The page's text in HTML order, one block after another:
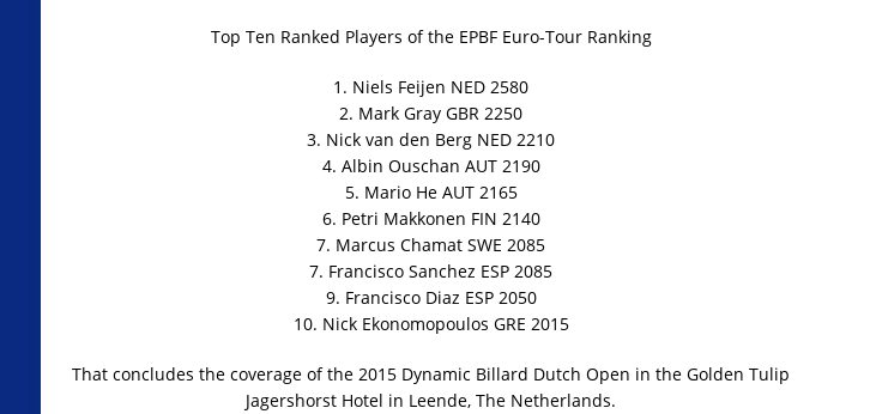
Top Ten Ranked Players of the EPBF Euro-Tour Ranking
1. Niels Feijen NED 2580
2. Mark Gray GBR 2250
3. Nick van den Berg NED 2210
4. Albin Ouschan AUT 2190
5. Mario He AUT 2165
6. Petri Makkonen FIN 2140
7. Marcus Chamat SWE 2085
7. Francisco Sanchez ESP 2085
9. Francisco Diaz ESP 2050
10. Nick Ekonomopoulos GRE 2015
That concludes the coverage of the 2015 Dynamic Billard Dutch Open in the Golden Tulip
Jagershorst Hotel in Leende, The Netherlands.